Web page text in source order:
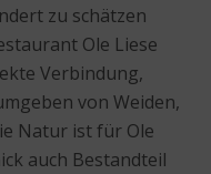
zu schätzen
Ole Liese
Verbindung,
von Weiden,
Natur ist für Ole
auch Bestandteil